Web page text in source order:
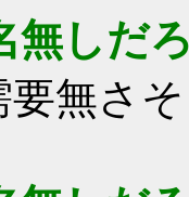
無しだ
要無さ